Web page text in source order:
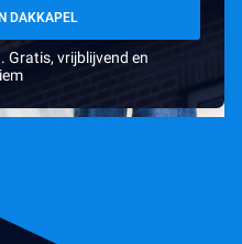
DAKKAPEL
Gratis, vrijblijvend en